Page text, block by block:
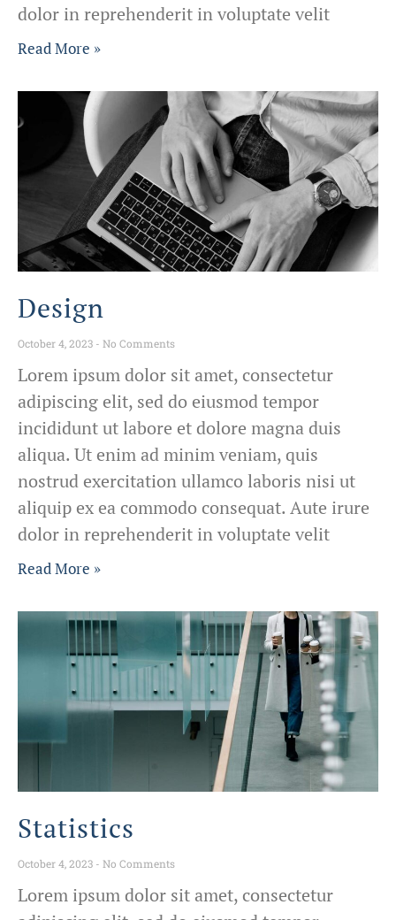
dolor in reprehenderit in voluptate velit
Read More »
Design
October 4, 2023 No Comments
Lorem ipsum dolor sit amet, consectetur
adipiscing elit, sed do eiusmod tempor
incididunt ut labore et dolore magna duis
aliqua. Ut enim ad minim veniam, quis
nostrud exercitation ullamco laboris nisi ut
aliquip ex ea commodo consequat. Aute irure
dolor in reprehenderit in voluptate velit
Read More »
Statistics
October 4, 2023 No Comments
Lorem ipsum dolor sit amet, consectetur